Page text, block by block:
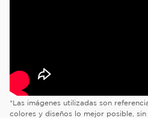
*Las imágenes utilizadas son
colores y diseños lo mejor posible,